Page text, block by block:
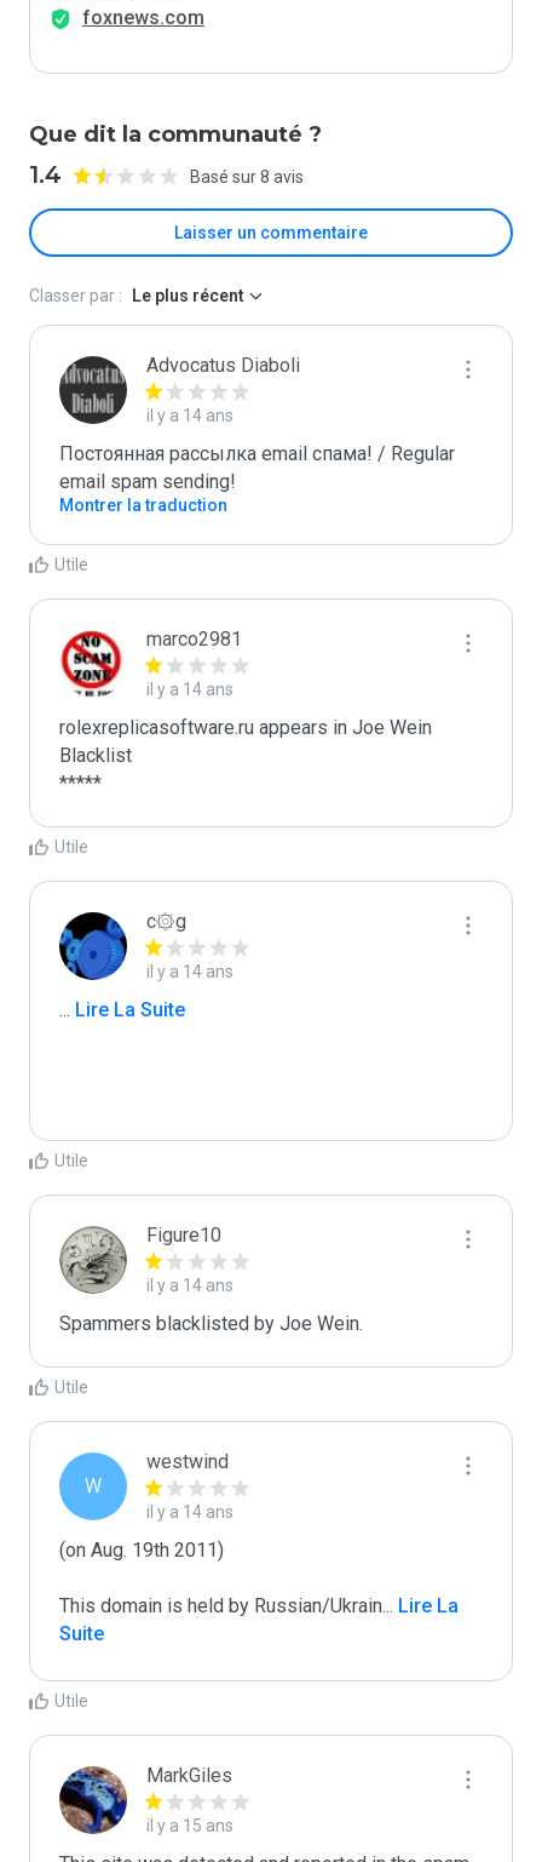
foxnews.com
Que dit la communauté ?
1.4 Basé sur 8 avis
Laisser un commentaire
Classer par : Le plus récent
Advocatus Diaboli
il y a 14 ans
Постоянная рассылка email спама! / Regular
email spam sending!
Montrer la traduction
Utile
marco2981
il y a 14 ans
rolexreplicasoftware.ru appears in Joe Wein
Blacklist
*****
Utile
c۞g
il y a 14 ans
... Lire La Suite
Utile
Figure10
il y a 14 ans
Spammers blacklisted by Joe Wein.
Utile
W
westwind
il y a 14 ans
(on Aug. 19th 2011)
This domain is held by Russian/Ukrain... Lire La
Suite
Utile
MarkGiles
il y a 15 ans